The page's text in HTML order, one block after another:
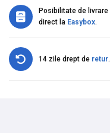
Posibilitate de livrare
direct la Easybox.
14 zile drept de retur.